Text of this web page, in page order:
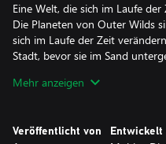
Eine Welt, die sich im Laufe
Die Planeten von Outer Wilds
sich im Laufe der Zeit
Stadt, bevor sie im Sand
Geheimnis wird durch
Greif dir deine intergalaktische
Mehr anzeigen
Veröffentlicht von Entwickelt